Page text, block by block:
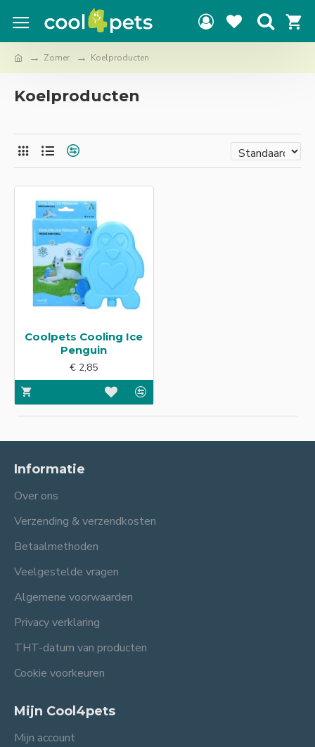
Zomer Koelproducten
Koelproducten
Coolpets Cooling Ice
Penguin
€ 2,85
Informatie
Over ons
Verzending & verzendkosten
Betaalmethoden
Veelgestelde vragen
Algemene voorwaarden
Privacy verklaring
THT-datum van producten
Cookie voorkeuren
Mijn Cool4pets
Mijn account